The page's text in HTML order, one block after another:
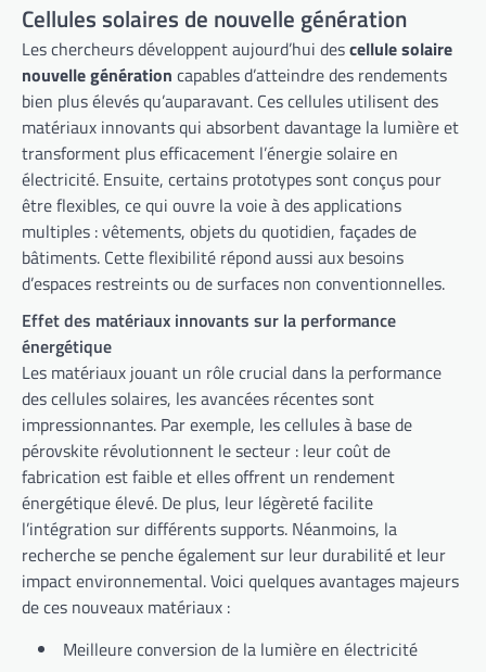
Cellules solaires de nouvelle génération
Les chercheurs développent aujourd’hui descellule solaire
nouvelle génération capables d’atteindre des rendements
bien plus élevés qu’auparavant. Ces cellules utilisent des
matériaux innovants qui absorbent davantage la lumière et
transforment plus efficacement l’énergie solaire en
électricité. Ensuite, certains prototypes sont conçus pour
être flexibles, ce qui ouvre la voie à des applications
multiples : vêtements, objets du quotidien, façades de
bâtiments. Cette flexibilité répond aussi aux besoins
d’espaces restreints ou de surfaces non conventionnelles.
Effet des matériaux innovants sur la performance
énergétique
Les matériaux jouant un rôle crucial dans la performance
des cellules solaires, les avancées récentes sont
impressionnantes. Par exemple, les cellules à base de
pérovskite révolutionnent le secteur : leur coût de
fabrication est faible et elles offrent un rendement
énergétique élevé. De plus, leur légèreté facilite
l’intégration sur différents supports. Néanmoins, la
recherche se penche également sur leur durabilité et leur
impact environnemental. Voici quelques avantages majeurs
de ces nouveaux matériaux :
Meilleure conversion de la lumière en électricité